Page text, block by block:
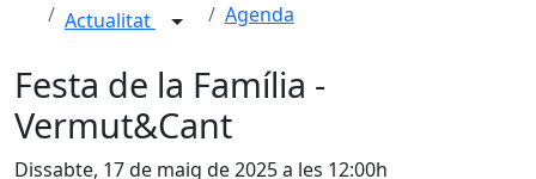
Actualitat Agenda
Festa de la Família -
Vermut&Cant
Dissabte, 17 de maig de 2025 a les 12:00h